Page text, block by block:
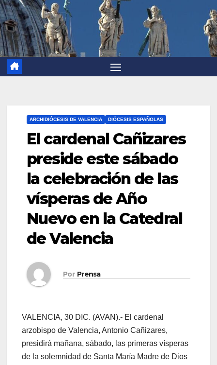
ARCHIDIÓCESIS DE VALENCIA DIÓCESIS ESPAÑOLAS
El cardenal Cañizares
preside este sábado
la celebración de las
vísperas de Año
Nuevo en la Catedral
de Valencia
Por Prensa
VALENCIA, 30 DIC. (AVAN).- El cardenal
arzobispo de Valencia, Antonio Cañizares,
presidirá mañana, sábado, las primeras vísperas
de la solemnidad de Santa María Madre de Dios